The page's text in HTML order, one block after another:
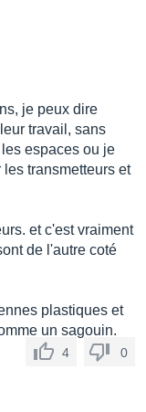
je peux dire
travail, sans
espaces ou je
transmetteurs et
et c'est vraiment
de l'autre coté
plastiques et
un sagouin.
4 0